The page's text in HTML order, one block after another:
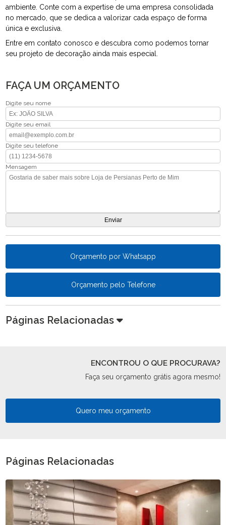
ambiente. Conte com a expertise de uma empresa consolidada
no mercado, que se dedica a valorizar cada espaço de forma
única e exclusiva.
Entre em contato conosco e descubra como podemos tornar
seu projeto de decoração ainda mais especial.
FAÇA UM ORÇAMENTO
Digite seu nome
Digite seu email
Digite seu telefone
Mensagem
Orçamento por Whatsapp
Orçamento pelo Telefone
Páginas Relacionadas
ENCONTROU O QUE PROCURAVA?
Faça seu orçamento grátis agora mesmo!
Quero meu orçamento
Páginas Relacionadas